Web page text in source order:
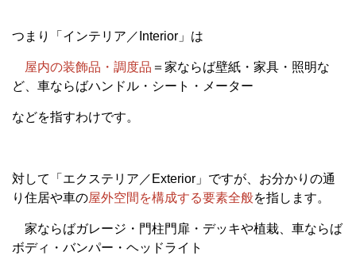
つまり「インテリア／ Interior 」は
屋内の装飾品・調度品 ＝家ならば壁紙・家具・照明な
ど、車ならばハンドル・シート・メーター
などを指すわけです。
対して「エクステリア／ Exterior 」ですが、お分かりの通
り 住居や車の屋外空間を構成する要素全般を指します。
家ならばガレージ・門柱門扉・デッキや植栽、車ならば
ボディ・バンパー・ヘッドライト